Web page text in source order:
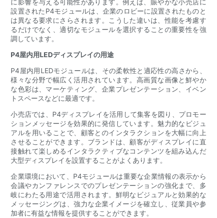
に影響を与える可能性があります。例えば、賑やかな小売店に
設置されたP4モジュールは、企業のロビーに設置されたものと
は異なる要求にさらされます。こうした違いは、性能を考慮す
るだけでなく、適切なモジュールを選択することの重要性を強
調しています。
P4屋内用LEDディスプレイの用途
P4屋内用LEDモジュールは、その柔軟性と適応性の高さから、
様々な分野で幅広く活用されています。高画質な画像と鮮やか
な色彩は、マーケティング、企業プレゼンテーション、イベン
トスペースなどに最適です。
小売店では、P4ディスプレイを活用して集客を図り、プロモー
ションメッセージを効果的に発信しています。魅力的なビジュ
アルを用いることで、顧客とのインタラクションを大幅に向上
させることができます。ブランドは、顧客がディスプレイに直
接触れて楽しめるインタラクティブなコンテンツを組み込んだ
大型ディスプレイを設置することがよくあります。
企業環境において、P4モジュールは重要な企業情報の表示から
会議やカンファレンスでのプレゼンテーションの強化まで、多
岐にわたる用途で活用されます。鮮明なビジュアルと効果的な
メッセージングは​​、強力な企業イメージを確立し、従業員や参
加者に有益な情報を提供することができます。